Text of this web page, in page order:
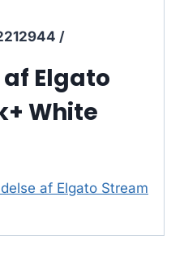
/
Elgato
White
af Elgato Stream